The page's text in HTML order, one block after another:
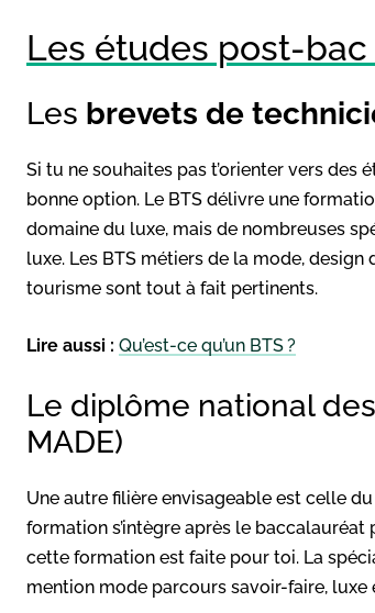
Les études post-
Les brevets de
Si tu ne souhaites pas t’orienter vers des
bonne option. Le BTS délivre une
domaine du luxe, mais de nombreuses
luxe. Les BTS métiers de la mode,
tourisme sont tout à fait pertinents.
Lire aussi : Qu’est-ce qu’un BTS ?
Le diplôme national
MADE)
Une autre filière envisageable est celle
formation s’intègre après le
cette formation est faite pour toi. La
mention mode parcours savoir-faire, luxe